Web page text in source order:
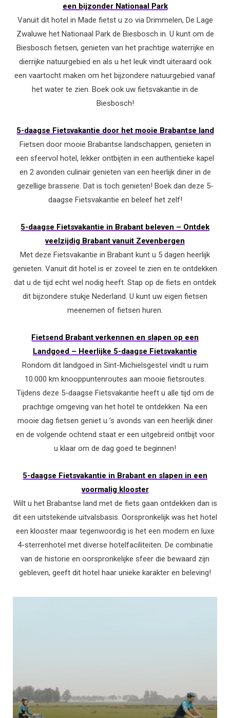
een bijzonder Nationaal Park
Vanuit dit hotel in Made fietst u zo via Drimmelen, De Lage
Zwaluwe het Nationaal Park de Biesbosch in. U kunt om de
Biesbosch fietsen, genieten van het prachtige waterrijke en
dierrijke natuurgebied en als u het leuk vindt uiteraard ook
een vaartocht maken om het bijzondere natuurgebied vanaf
het water te zien. Boek ook uw fietsvakantie in de
Biesbosch!
5-daagse Fietsvakantie door het mooie Brabantse land
Fietsen door mooie Brabantse landschappen, genieten in
een sfeervol hotel, lekker ontbijten in een authentieke kapel
en 2 avonden culinair genieten van een heerlijk diner in de
gezellige brasserie. Dat is toch genieten! Boek dan deze 5-
daagse Fietsvakantie en beleef het zelf!
5-daagse Fietsvakantie in Brabant beleven – Ontdek
veelzijdig Brabant vanuit Zevenbergen
Met deze Fietsvakantie in Brabant kunt u 5 dagen heerlijk
genieten. Vanuit dit hotel is er zoveel te zien en te ontdekken
dat u de tijd echt wel nodig heeft. Stap op de fiets en ontdek
dit bijzondere stukje Nederland. U kunt uw eigen fietsen
meenemen of fietsen huren.
Fietsend Brabant verkennen en slapen op een
Landgoed – Heerlijke 5-daagse Fietsvakantie
Rondom dit landgoed in Sint-Michielsgestel vindt u ruim
10.000 km knooppuntenroutes aan mooie fietsroutes.
Tijdens deze 5-daagse Fietsvakantie heeft u alle tijd om de
prachtige omgeving van het hotel te ontdekken. Na een
mooie dag fietsen geniet u ’s avonds van een heerlijk diner
en de volgende ochtend staat er een uitgebreid ontbijt voor
u klaar om de dag goed te beginnen!
5-daagse Fietsvakantie in Brabant en slapen in een
voormalig klooster
Wilt u het Brabantse land met de fiets gaan ontdekken dan is
dit een uitstekende uitvalsbasis. Oorspronkelijk was het hotel
een klooster maar tegenwoordig is het een modern en luxe
4-sterrenhotel met diverse hotelfaciliteiten. De combinatie
van de historie en oorspronkelijke sfeer die bewaard zijn
gebleven, geeft dit hotel haar unieke karakter en beleving!